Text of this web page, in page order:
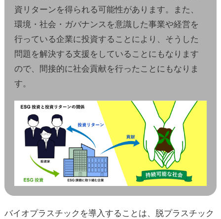
資リターンを得られる可能性があります。また、
環境・社会・ガバナンスを意識した事業や経営を
行っている企業に投資することにより、そうした
問題を解決する支援をしていることにもなります
ので、間接的に社会貢献を行ったことにもなりま
す。
バイオプラスチックを導入することは、脱プラスチック